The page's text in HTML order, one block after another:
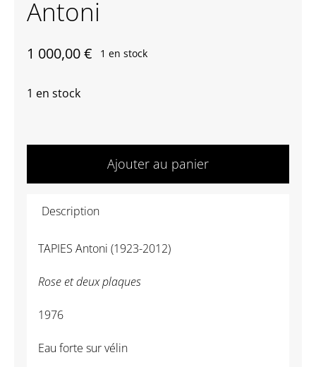
Antoni
1 000,00€ 1 en stock
1 en stock
de
deux
Ajouter au panier
Description
TAPIES Antoni (1923-2012)
Rose et deux plaques
1976
Eau forte sur vélin